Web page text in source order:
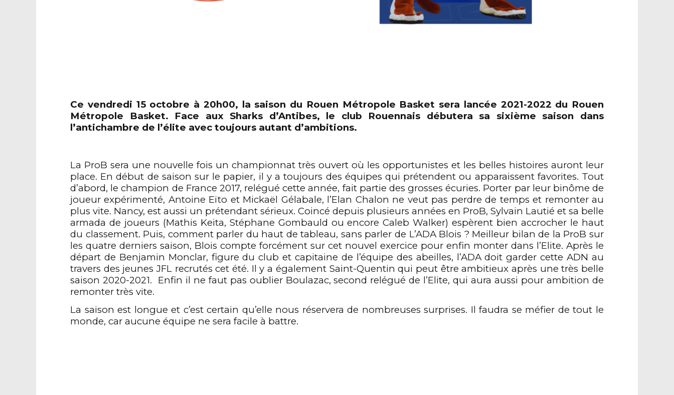
Ce vendredi 15 octobre à 20h00, la saison du Rouen Métropole Basket sera lancée 2021-2022 du Rouen
Métropole Basket. Face aux Sharks d’Antibes, le club Rouennais débutera sa sixième saison dans
l’antichambre de l’élite avec toujours autant d’ambitions.
La ProB sera une nouvelle fois un championnat très ouvert où les opportunistes et les belles histoires auront leur
place. En début de saison sur le papier, il y a toujours des équipes qui prétendent ou apparaissent favorites. Tout
d’abord, le champion de France 2017, relégué cette année, fait partie des grosses écuries. Porter par leur binôme de
joueur expérimenté, Antoine Eïto et Mickaël Gélabale, l’Elan Chalon ne veut pas perdre de temps et remonter au
plus vite. Nancy, est aussi un prétendant sérieux. Coincé depuis plusieurs années en ProB, Sylvain Lautié et sa belle
armada de joueurs (Mathis Keita, Stéphane Gombauld ou encore Caleb Walker) espèrent bien accrocher le haut
du classement. Puis, comment parler du haut de tableau, sans parler de L’ADA Blois ? Meilleur bilan de la ProB sur
les quatre derniers saison, Blois compte forcément sur cet nouvel exercice pour enfin monter dans l’Elite. Après le
départ de Benjamin Monclar, figure du club et capitaine de l’équipe des abeilles, l’ADA doit garder cette ADN au
travers des jeunes JFL recrutés cet été. Il y a également Saint-Quentin qui peut être ambitieux après une très belle
saison 2020-2021. Enfin il ne faut pas oublier Boulazac, second relégué de l’Elite, qui aura aussi pour ambition de
remonter très vite.
La saison est longue et c’est certain qu’elle nous réservera de nombreuses surprises. Il faudra se méfier de tout le
monde, car aucune équipe ne sera facile à battre.